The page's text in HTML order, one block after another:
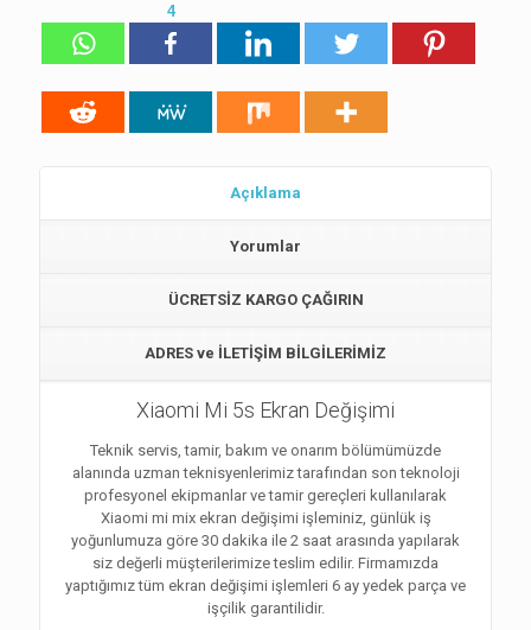
4
Açıklama
Yorumlar
ÜCRETSİZ KARGO ÇAĞIRIN
ADRES ve İLETİŞİM BİLGİLERİMİZ
Xiaomi Mi 5s Ekran Değişimi
Teknik servis, tamir, bakım ve onarım bölümümüzde
alanında uzman teknisyenlerimiz tarafından son teknoloji
profesyonel ekipmanlar ve tamir gereçleri kullanılarak
Xiaomi mi mix ekran değişimi işleminiz, günlük iş
yoğunlumuza göre 30 dakika ile 2 saat arasında yapılarak
siz değerli müşterilerimize teslim edilir. Firmamızda
yaptığımız tüm ekran değişimi işlemleri 6 ay yedek parça ve
işçilik garantilidir.